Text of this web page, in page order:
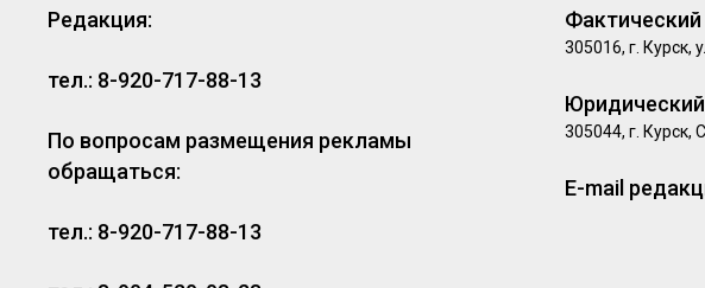
Редакция:
тел.: 8-920-717-88-13
По вопросам размещения рекламы
обращаться:
тел.: 8-920-717-88-13
Фактический
305016, г. Курск,
305044, г. Курск,
E-mail